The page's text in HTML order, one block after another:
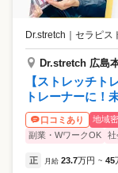
Dr.stretch ｜ セラピス
Dr.stretch 広島
【ストレッチト
トレーナーに！
口コミあり 地域
副業・WワークOK
社
正 月給 23.7万円 ~ 45